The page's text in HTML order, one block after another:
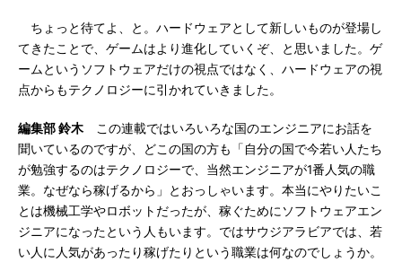
ちょっと待てよ、と。ハードウェアとして新しいものが登場し
てきたことで、ゲームはより進化していくぞ、と思いました。ゲ
ームというソフトウェアだけの視点ではなく、ハードウェアの視
点からもテクノロジーに引かれていきました。
編集部 鈴木 この連載ではいろいろな国のエンジニアにお話を
聞いているのですが、どこの国の方も「自分の国で今若い人たち
が勉強するのはテクノロジーで、当然エンジニアが1番人気の職
業。なぜなら稼げるから」とおっしゃいます。本当にやりたいこ
とは機械工学やロボットだったが、稼ぐためにソフトウェアエン
ジニアになったという人もいます。ではサウジアラビアでは、若
い人に人気があったり稼げたりという職業は何なのでしょうか。